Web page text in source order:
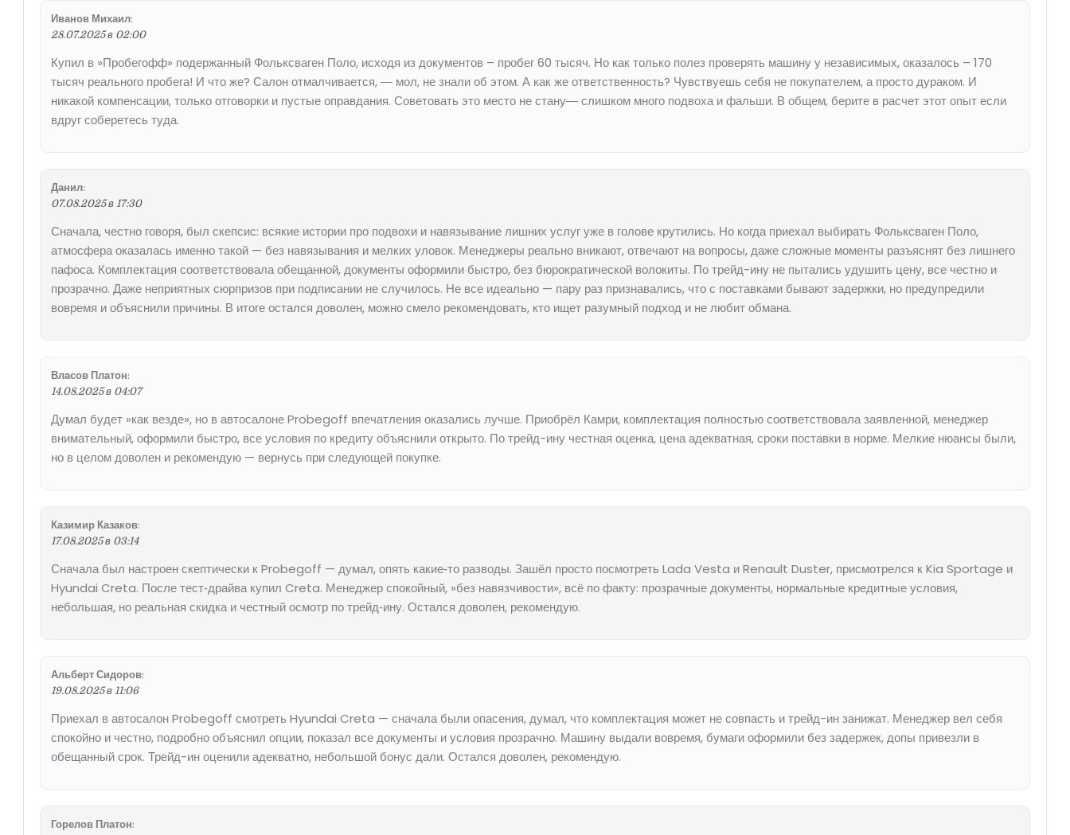
Иванов Михаил:
28.07.2025 в 02:00
Купил в »Пробегофф» подержанный Фольксваген Поло, исходя из документов – пробег 60 тысяч. Но как только полез проверять машину у независимых, оказалось – 170
тысяч реального пробега! И что же? Салон отмалчивается, ― мол, не знали об этом. А как же ответственность? Чувствуешь себя не покупателем, а просто дураком. И
никакой компенсации, только отговорки и пустые оправдания. Советовать это место не стану― слишком много подвоха и фальши. В общем, берите в расчет этот опыт если
вдруг соберетесь туда.
Данил:
07.08.2025 в 17:30
Сначала, честно говоря, был скепсис: всякие истории про подвохи и навязывание лишних услуг уже в голове крутились. Но когда приехал выбирать Фольксваген Поло,
атмосфера оказалась именно такой — без навязывания и мелких уловок. Менеджеры реально вникают, отвечают на вопросы, даже сложные моменты разъяснят без лишнего
пафоса. Комплектация соответствовала обещанной, документы оформили быстро, без бюрократической волокиты. По трейд-ину не пытались удушить цену, все честно и
прозрачно. Даже неприятных сюрпризов при подписании не случилось. Не все идеально — пару раз признавались, что с поставками бывают задержки, но предупредили
вовремя и объяснили причины. В итоге остался доволен, можно смело рекомендовать, кто ищет разумный подход и не любит обмана.
Власов Платон:
14.08.2025 в 04:07
Думал будет »как везде», но в автосалоне Probegoff впечатления оказались лучше. Приобрёл Камри, комплектация полностью соответствовала заявленной, менеджер
внимательный, оформили быстро, все условия по кредиту объяснили открыто. По трейд-ину честная оценка, цена адекватная, сроки поставки в норме. Мелкие нюансы были,
но в целом доволен и рекомендую — вернусь при следующей покупке.
Казимир Казаков:
17.08.2025 в 03:14
Сначала был настроен скептически к Probegoff — думал, опять какие‑то разводы. Зашёл просто посмотреть Lada Vesta и Renault Duster, присмотрелся к Kia Sportage и
Hyundai Creta. После тест‑драйва купил Creta. Менеджер спокойный, »без навязчивости», всё по факту: прозрачные документы, нормальные кредитные условия,
небольшая, но реальная скидка и честный осмотр по трейд‑ину. Остался доволен, рекомендую.
Альберт Сидоров:
19.08.2025 в 11:06
Приехал в автосалон Probegoff смотреть Hyundai Creta — сначала были опасения, думал, что комплектация может не совпасть и трейд-ин занижат. Менеджер вел себя
спокойно и честно, подробно объяснил опции, показал все документы и условия прозрачно. Машину выдали вовремя, бумаги оформили без задержек, допы привезли в
обещанный срок. Трейд-ин оценили адекватно, небольшой бонус дали. Остался доволен, рекомендую.
Горелов Платон: